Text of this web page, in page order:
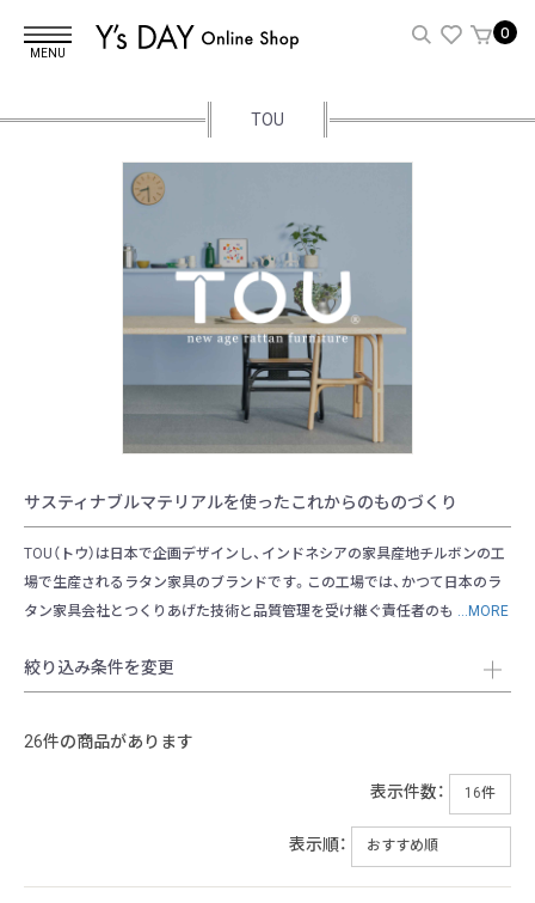
MENU
0
TOU
サスティナブルマテリアルを使ったこれからのものづくり
TOU（トウ）は日本で企画デザインし、インドネシアの家具産地チルボンの工
場で生産されるラタン家具のブランドです。この工場では、かつて日本のラ
タン家具会社とつくりあげた技術と品質管理を受け継ぐ責任者のも
...MORE
絞り込み条件を変更
26件の商品があります
表示件数：
表示順：